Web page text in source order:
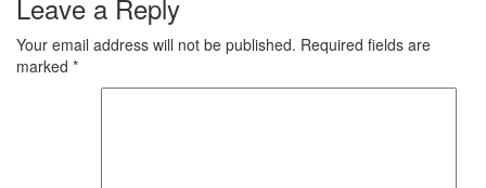
Leave a Reply
Your email address will not be published. Required fields are
marked *